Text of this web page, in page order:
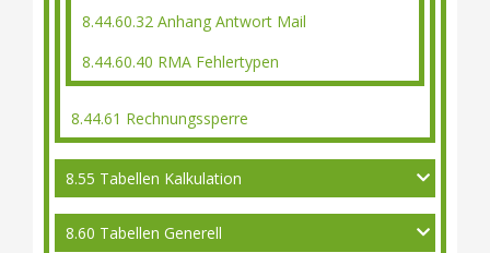
8.44.60.32 Anhang Antwort Mail
8.44.60.40 RMA Fehlertypen
8.44.61 Rechnungssperre
8.55 Tabellen Kalkulation
8.60 Tabellen Generell